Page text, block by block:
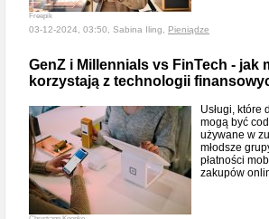
Freepik
03-12-2024, 03:50, Sabina Iling, Pieniądze
GenZ i Millennials vs FinTech - jak
korzystają z technologii
Usługi, które
mogą być
używane w
młodsze
płatności
zakupów